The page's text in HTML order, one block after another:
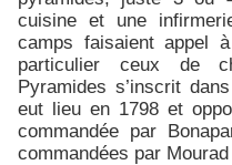
cuisine et une
camps faisaient appel
particulier ceux de
Pyramides s’inscrit
eut lieu en 1798 et
commandée par
commandées par